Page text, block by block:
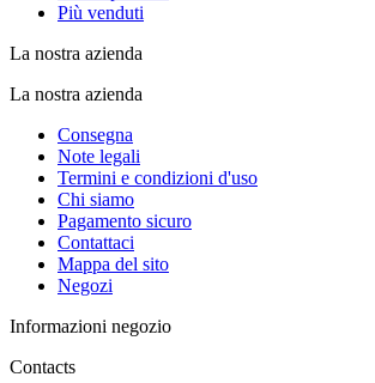
Più venduti
La nostra azienda
La nostra azienda
Consegna
Note legali
Termini e condizioni d'uso
Chi siamo
Pagamento sicuro
Contattaci
Mappa del sito
Negozi
Informazioni negozio
Contacts